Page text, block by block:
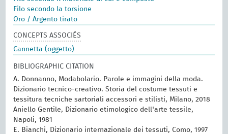
Filo secondo la torsione
Oro / Argento tirato
CONCEPTS ASSOCIÉS
Cannetta (oggetto)
BIBLIOGRAPHIC CITATION
A. Donnanno, Modabolario. Parole e immagini della moda.
Dizionario tecnico-creativo. Storia del costume tessuti e
tessitura tecniche sartoriali accessori e stilisti, Milano, 2018
Aniello Gentile, Dizionario etimologico dell'arte tessile,
Napoli, 1981
E. Bianchi, Dizionario internazionale dei tessuti, Como, 1997